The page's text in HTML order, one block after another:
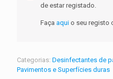
de estar registado.
Faça aquio seu registo
Categorias: Desinfectantes de
Pavimentos e Superfícies duras